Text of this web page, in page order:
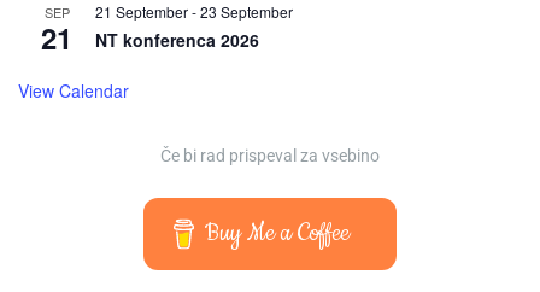
SEP
21
21 September-23 September
NT konferenca 2026
View Calendar
Če bi rad prispeval za vsebino
Buy Me a Coffee